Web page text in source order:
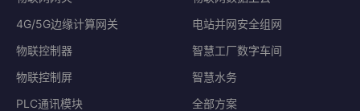
4G/5G边缘计算网关
物联控制器
物联控制屏
PLC通讯模块
电站并网安全组网
智慧工厂数字车间
智慧水务
全部方案